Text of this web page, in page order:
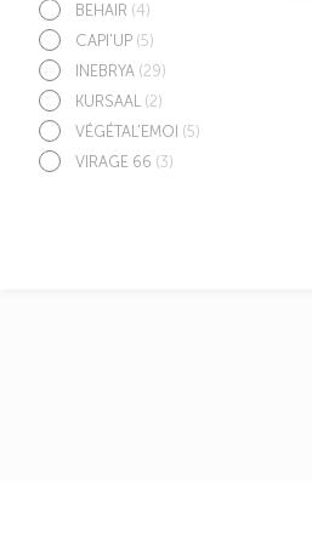
BEHAIR (4)
CAPI'UP (5)
INEBRYA (29)
KURSAAL (2)
VÉGÉTAL'EMOI (5)
VIRAGE 66 (3)